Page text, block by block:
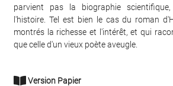
parvient pas la biographie
l'histoire. Tel est bien le cas du roman
montrés la richesse et l'intérêt, et qui
que celle d'un vieux poète aveugle.
Version Papier